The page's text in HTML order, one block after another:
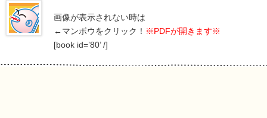
画像が表示されない時は
←マンボウをクリック！ ※PDFが開きます※
[book id=’80’ /]